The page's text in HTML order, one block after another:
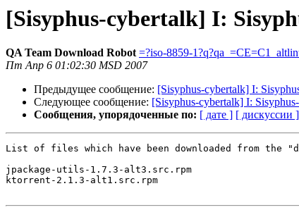
[Sisyphus-cybertalk] I:
QA Team Download Robot =?iso-8859-
Пт Апр 6 01:02:30 MSD 2007
Предыдущее сообщение: [Sisyphus-cybertalk] I:
Следующее сообщение: [Sisyphus-cybertalk] I:
Сообщения, упорядоченные по: [ дате ] [ дискуссии ]
List of files which have been downloaded from the
jpackage-utils-1.7.3-alt3.src.rpm
ktorrent-2.1.3-alt1.src.rpm